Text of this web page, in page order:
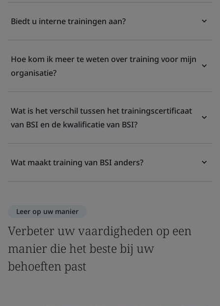
Biedt u interne trainingen aan?
Hoe kom ik meer te weten over training voor mijn
organisatie?
Wat is het verschil tussen het trainingscertificaat
van BSI en de kwalificatie van BSI?
Wat maakt training van BSI anders?
Leer op uw manier
Verbeter uw vaardigheden op een
manier die het beste bij uw
behoeften past